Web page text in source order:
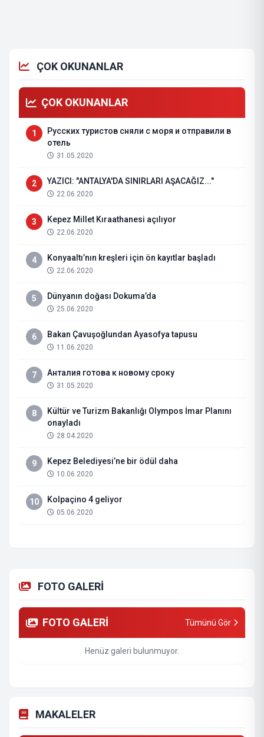
ÇOK OKUNANLAR
ÇOK OKUNANLAR
1
Русских туристов сняли с моря и отправили в
отель
31.05.2020
2 YAZICI: "ANTALYA'DA SINIRLARI AŞACAĞIZ..."
22.06.2020
3 Kepez Millet Kıraathanesi açılıyor
22.06.2020
4 Konyaaltı’nın kreşleri için ön kayıtlar başladı
22.06.2020
5 Dünyanın doğası Dokuma’da
25.06.2020
6 Bakan Çavuşoğlundan Ayasofya tapusu
11.06.2020
7 Анталия готова к новому сроку
31.05.2020
8
Kültür ve Turizm Bakanlığı Olympos İmar Planını
onayladı
28.04.2020
9 Kepez Belediyesi’ne bir ödül daha
10.06.2020
10 Kolpaçino 4 geliyor
05.06.2020
FOTO GALERİ
FOTO GALERİ Tümünü Gör
Henüz galeri bulunmuyor.
MAKALELER